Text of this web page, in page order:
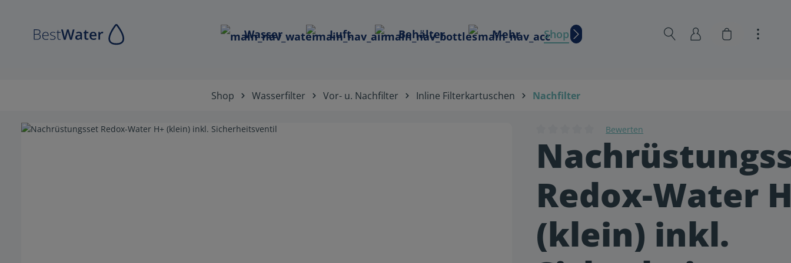
Wasser Luft Behälter Mehr Shop Warenkorb
Shop Wasserfilter Vor- u. Nachfilter Inline Filterkartuschen Nachfilter
Bildergalerie überspringen
Durchschnittliche Bewertung von 0 von 5 Sternen
Bewerten
Redox-Water
(klein) inkl.